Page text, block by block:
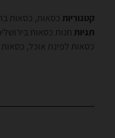
קטגוריות כסאות, כסאות
תגיות חנות כסאות
כסאות לפינת אוכל, כסאות